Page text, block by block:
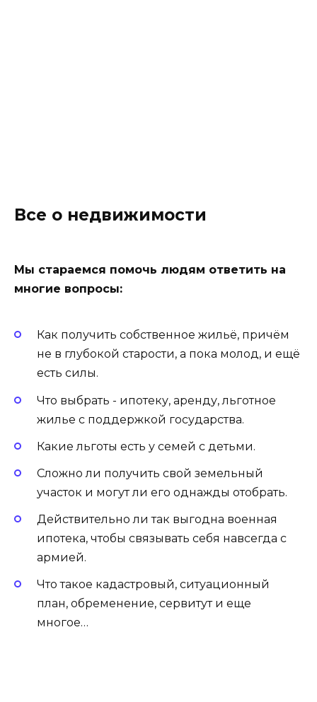
Все о недвижимости
Мы стараемся помочь людям ответить на
многие вопросы:
Как получить собственное жильё, причём
не в глубокой старости, а пока молод, и ещё
есть силы.
Что выбрать - ипотеку, аренду, льготное
жилье с поддержкой государства.
Какие льготы есть у семей с детьми.
Сложно ли получить свой земельный
участок и могут ли его однажды отобрать.
Действительно ли так выгодна военная
ипотека, чтобы связывать себя навсегда с
армией.
Что такое кадастровый, ситуационный
план, обременение, сервитут и еще
многое…